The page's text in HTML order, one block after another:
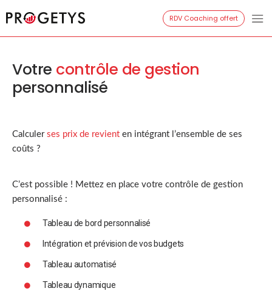
au
contenu
RDV Coaching offert
Votre contrôle de gestion
personnalisé
Calculer ses prix de revient en intégrant l’ensemble de ses
coûts ?
C’est possible ! Mettez en place votre contrôle de gestion
personnalisé :
Tableau de bord personnalisé
Intégration et prévision de vos budgets
Tableau automatisé
Tableau dynamique